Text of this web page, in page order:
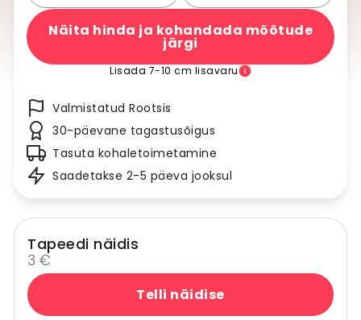
Näita hinda ja kohandada mõõtude
järgi
Lisada 7-10 cm lisavaru
Valmistatud Rootsis
30-päevane tagastusõigus
Tasuta kohaletoimetamine
Saadetakse 2-5 päeva jooksul
Tapeedi näidis
3 €
Telli näidise